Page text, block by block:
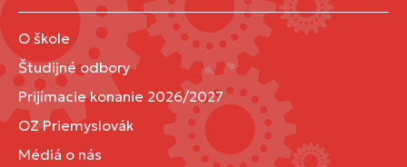
O škole
Študijné odbory
Prijímacie konanie 2026/2027
OZ Priemyslovák
Médiá o nás